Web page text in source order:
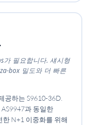
가 필요합니다. 섀시형
box 밀도와 더 빠른
공하는 S9610-36D.
과 동일한
한 N+1 이중화를 위해